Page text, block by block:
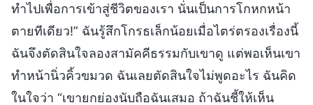
ทำไปเพื่อการเข้าสู่ชีวิตของเรา นั่นเป็นการโกหกหน้า
ตายทีเดียว!” ฉันรู้สึกโกรธเล็กน้อยเมื่อไตร่ตรองเรื่องนี้
ฉันจึงตัดสินใจลองสามัคคีธรรมกับเขาดู แต่พอเห็นเขา
ทำหน้านิ่วคิ้วขมวด ฉันเลยตัดสินใจไม่พูดอะไร ฉันคิด
ในใจว่า “เขายกย่องนับถือฉันเสมอ ถ้าฉันชี้ให้เห็น